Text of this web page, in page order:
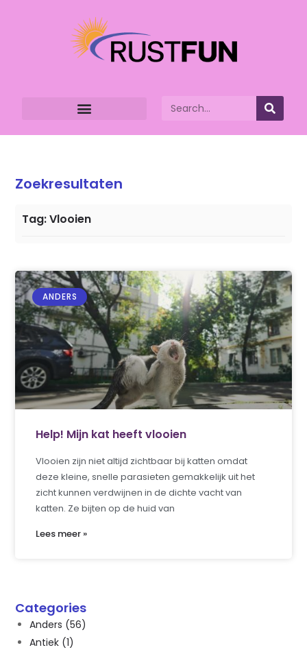
Zoekresultaten
Tag: Vlooien
ANDERS
Help! Mijn kat heeft vlooien
Vlooien zijn niet altijd zichtbaar bij katten omdat
deze kleine, snelle parasieten gemakkelijk uit het
zicht kunnen verdwijnen in de dichte vacht van
katten. Ze bijten op de huid van
Lees meer »
Categories
Anders (56)
Antiek (1)